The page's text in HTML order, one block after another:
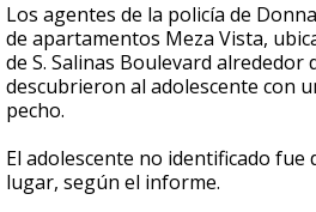
Los agentes de la policía de
de apartamentos Meza Vista,
de S. Salinas Boulevard alrededor
descubrieron al adolescente con
pecho.
El adolescente no identificado fue
lugar, según el informe.